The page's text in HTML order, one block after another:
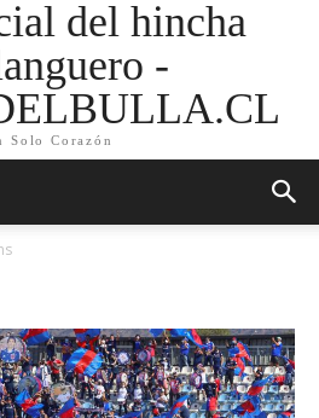
del hincha
-
Solo Corazón